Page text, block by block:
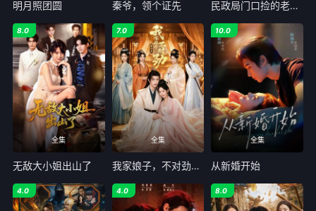
明月照团圆 秦爷，领个证先 民政局门口捡的老公身份藏不住了
全集
8.0
无敌大小姐出山了
全集
7.0
我家娘子，不对劲第四季
全集
10.0
从新婚开始
4.0 4.0 8.0